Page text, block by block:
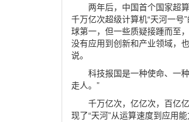
两年后，中国首个国家超
千万亿次超级计算机“天河一号
球第一，但一些质疑接踵而至
没有应用到创新和产业领域，
说。
科技报国是一种使命、一
走人。”
千万亿次，亿亿次，百亿
现了“天河”从运算速度到应用能